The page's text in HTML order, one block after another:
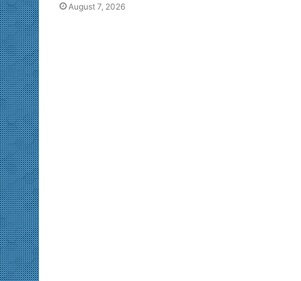
August 7, 2026